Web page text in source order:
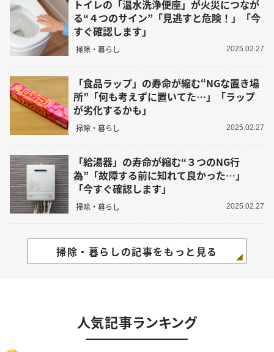
トイレの「温水洗浄便座」が火災につなが
る“４つのサイン”「見逃すと危険！」「今
すぐ確認します」
掃除・暮らし 2025.02.27
「食品ラップ」の寿命が縮む“NGな置き場
所”「何も考えずに置いてた…」「ラップ
が劣化するかも」
掃除・暮らし 2025.02.27
「給湯器」の寿命が縮む“３つのNG行
為”「故障する前に知れて良かった…」
「今すぐ確認します」
掃除・暮らし 2025.02.27
掃除・暮らしの記事をもっと見る
人気記事ランキング